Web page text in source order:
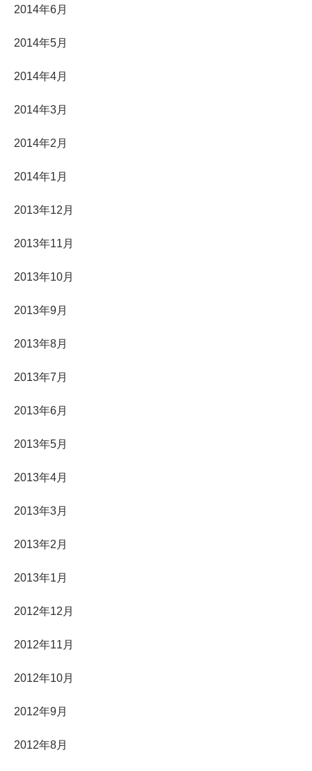
2014年6月
2014年5月
2014年4月
2014年3月
2014年2月
2014年1月
2013年12月
2013年11月
2013年10月
2013年9月
2013年8月
2013年7月
2013年6月
2013年5月
2013年4月
2013年3月
2013年2月
2013年1月
2012年12月
2012年11月
2012年10月
2012年9月
2012年8月